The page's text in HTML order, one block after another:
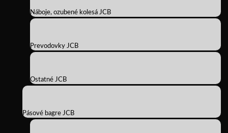
Náboje, ozubené kolesá JCB
Prevodovky JCB
Ostatné JCB
Pásové bagre JCB